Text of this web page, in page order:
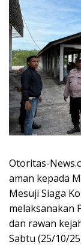
Otoritas-
aman kepada
Mesuji Siaga
melaksanakan
dan rawan
Sabtu (25/10/